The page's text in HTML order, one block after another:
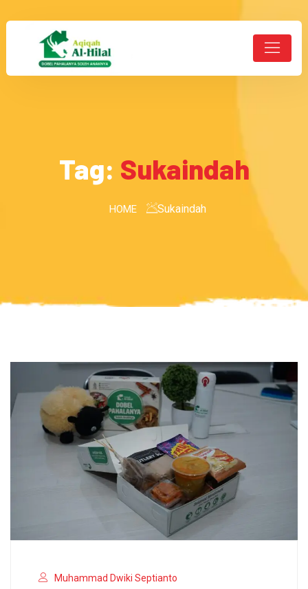
Tag: Sukaindah
HOME Sukaindah
Muhammad Dwiki Septianto